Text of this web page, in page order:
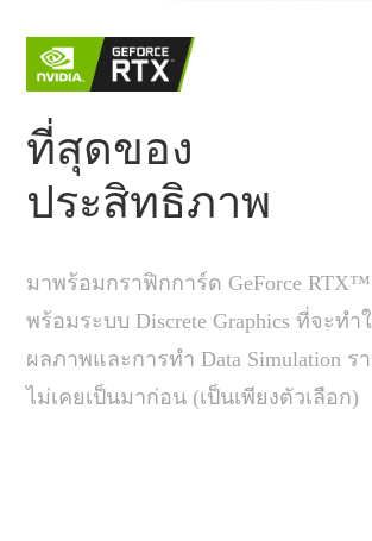
ที่สุดของ
ประสิทธิภาพ
มาพร้อมกราฟิกการ์ด GeForce
พร้อมระบบ Discrete Graphics ที่จะท
ผลภาพและการทำ Data Simulation
ไม่เคยเป็นมาก่อน (เป็นเพียงตัวเลือก)